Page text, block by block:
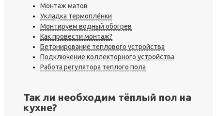
Монтаж матов
Укладка термоплёнки
Монтируем водный обогрев
Как провести монтаж?
Бетонирование теплового устройства
Подключение коллекторного устройства
Работа регулятора теплого пола
Так ли необходим тёплый пол на
кухне?